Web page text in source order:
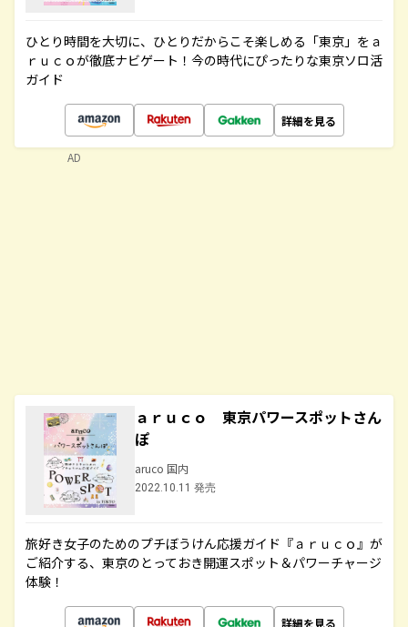
ひとり時間を大切に、ひとりだからこそ楽しめる「東京」をａ
ｒｕｃｏが徹底ナビゲート！今の時代にぴったりな東京ソロ活
ガイド
詳細を見る
ａｒｕｃｏ 東京パワースポットさん
ぽ
aruco 国内
2022.10.11 発売
旅好き女子のためのプチぼうけん応援ガイド『ａｒｕｃｏ』が
ご紹介する、東京のとっておき開運スポット＆パワーチャージ
体験！
詳細を見る
AD